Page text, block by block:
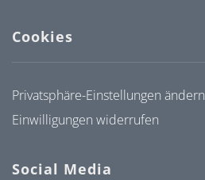
Cookies
Privatsphäre-Einstellungen ändern
Einwilligungen widerrufen
Social Media